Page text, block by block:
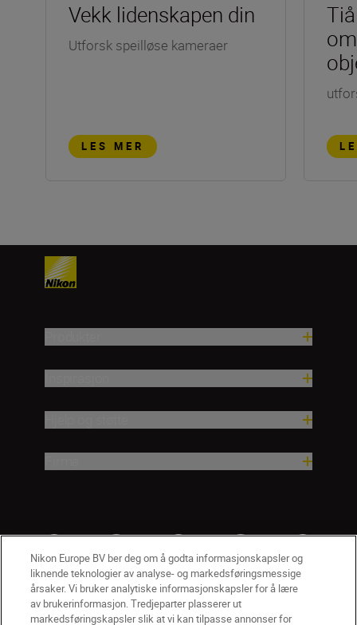
Vekk lidenskapen din
Utforsk speilløse kameraer
LES MER
Nikon Europe BV ber deg om å godta informasjonskapsler og
liknende teknologier av analyse- og markedsføringsmessige
årsaker. Vi bruker analytiske informasjonskapsler for å lære
av brukerinformasjon. Tredjeparter plasserer ut
markedsføringskapsler slik at vi kan tilpasse annonser for